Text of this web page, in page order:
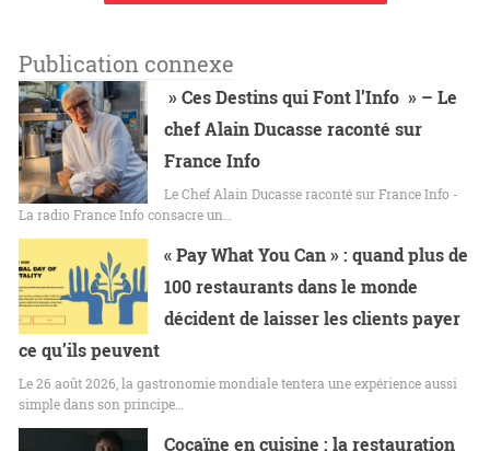
Publication connexe
» Ces Destins qui Font l’Info » – Le
chef Alain Ducasse raconté sur
France Info
Le Chef Alain Ducasse raconté sur France Info -
La radio France Info consacre un…
« Pay What You Can » : quand plus de
100 restaurants dans le monde
décident de laisser les clients payer
ce qu’ils peuvent
Le 26 août 2026, la gastronomie mondiale tentera une expérience aussi
simple dans son principe…
Cocaïne en cuisine : la restauration